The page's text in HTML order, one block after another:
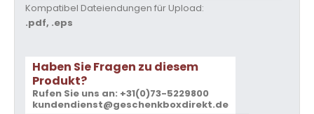
Kompatibel Dateiendungen für Upload:
.pdf, .eps
Haben Sie Fragen zu diesem
Produkt?
Rufen Sie uns an: +31(0)73-5229800
kundendienst@geschenkboxdirekt.de